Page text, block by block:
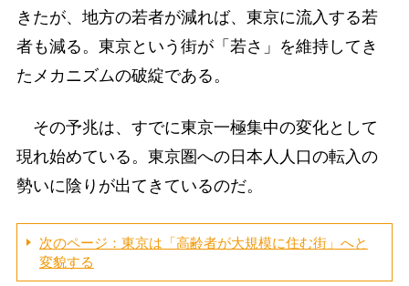
きたが、地方の若者が減れば、東京に流入する若
者も減る。東京という街が「若さ」を維持してき
たメカニズムの破綻である。
その予兆は、すでに東京一極集中の変化として
現れ始めている。東京圏への日本人人口の転入の
勢いに陰りが出てきているのだ。
次のページ：東京は「高齢者が大規模に住む街」へと
変貌する